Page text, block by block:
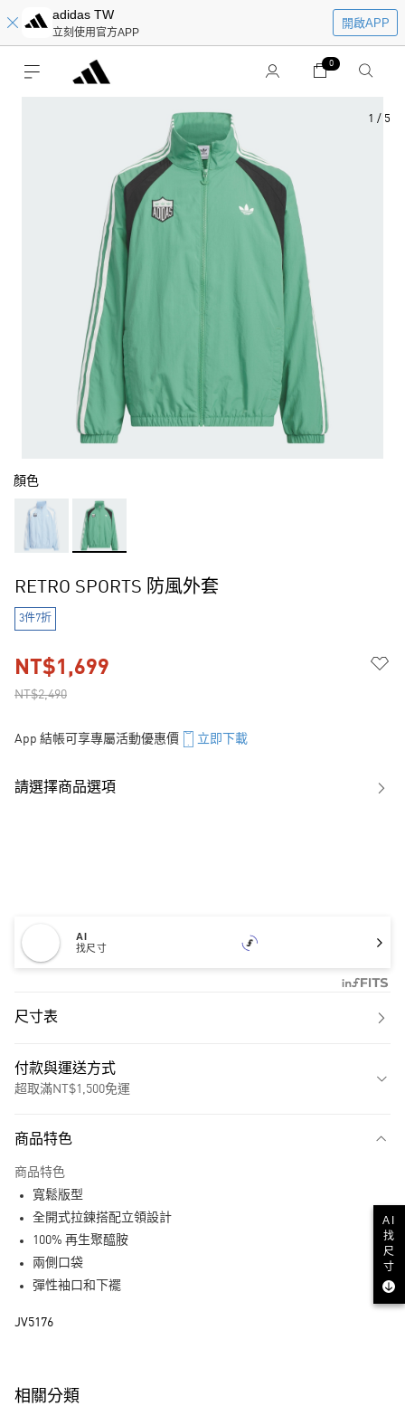
adidas TW
立刻使用官方APP
開啟APP
0
1 / 5
顏色
RETRO SPORTS 防風外套
3件7折
NT$2,490
NT$1,699
App 結帳可享專屬活動優惠價 立即下載
請選擇商品選項
AI
找尺寸
尺寸表
付款與運送方式
超取滿NT$1,500免運
LINE Pay
全家取貨付款
付款後全家取貨
商品特色
商品特色
寬鬆版型
全開式拉鍊搭配立領設計
100% 再生聚醯胺
兩側口袋
彈性袖口和下襬
JV5176
相關分類
AI
找
尺
寸